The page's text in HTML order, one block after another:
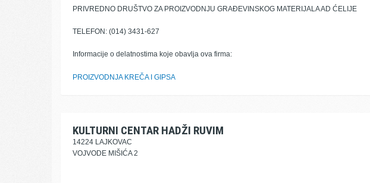
PRIVREDNO DRUŠTVO ZA PROIZVODNJU GRAĐEVINSKOG MATERIJALA AD ĆELIJE
TELEFON: (014) 3431-627
Informacije o delatnostima koje obavlja ova firma:
PROIZVODNJA KREČA I GIPSA
KULTURNI CENTAR HADŽI RUVIM
14224 LAJKOVAC
VOJVODE MIŠIĆA 2